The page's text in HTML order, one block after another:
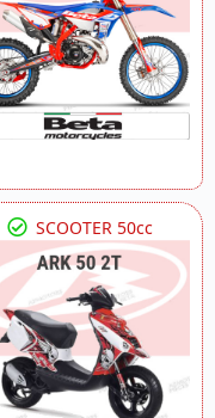
SCOOTER 50cc